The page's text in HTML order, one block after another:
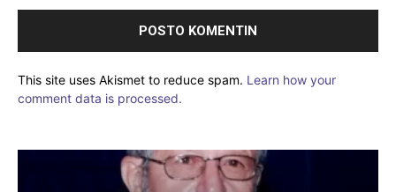
This site uses Akismet to reduce spam. Learn how your
comment data is processed.